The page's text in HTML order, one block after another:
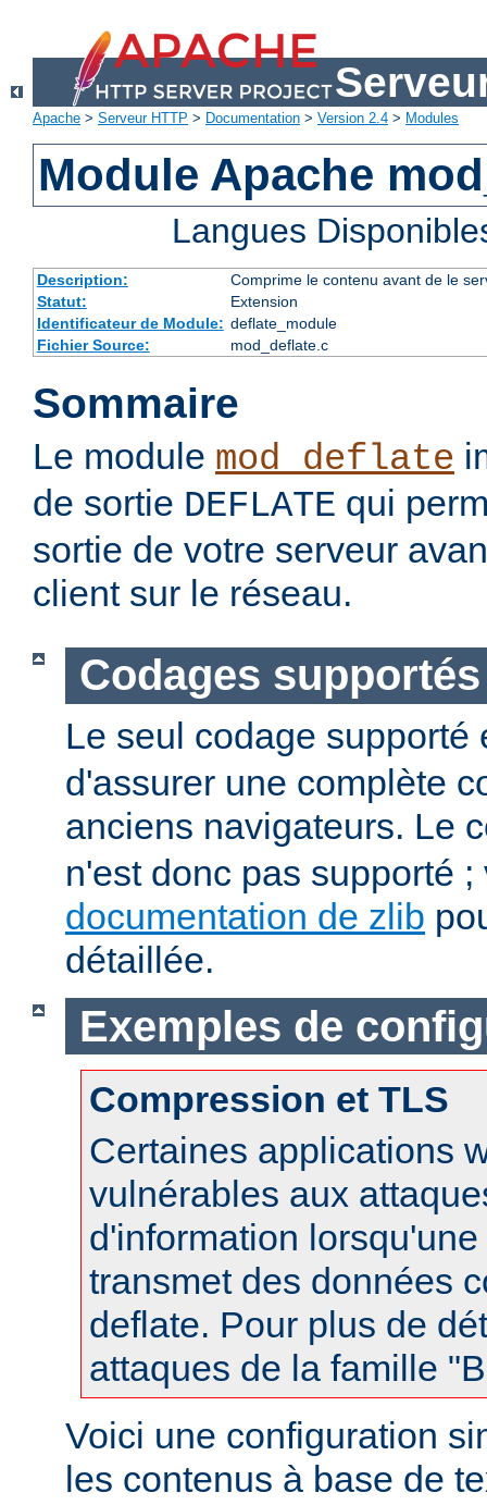
Apache > Serveur HTTP > Documentation > Version 2.4 > Modules
Module Apache
Langues
Description:
Comprime le contenu avant de le
Statut:
Extension
Identificateur de Module: deflate_module
Fichier Source:
mod_deflate.c
Sommaire
Le module mod_deflate
de sortie DEFLATE qui
sortie de votre serveur
client sur le réseau.
Codages supportés
Le seul codage supporté
d'assurer une complète
anciens navigateurs. Le
n'est donc pas supporté
documentation de zlib
détaillée.
Exemples de
Compression et TLS
Certaines applications
vulnérables aux
d'information
transmet des données
deflate. Pour plus de
attaques de la famille
Voici une configuration
les contenus à base de